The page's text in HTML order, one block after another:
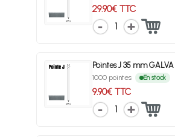
29.90€ TTC
1
Pointes J 35 mm GALVA
1000 pointes En stock
9.90€ TTC
1